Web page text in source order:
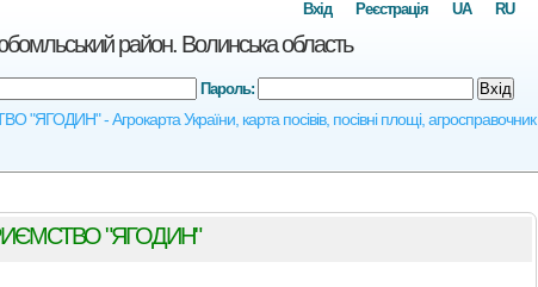
район. Волинська область
- Агрокарта України, карта посівів, посівні площі, агросправочник
RU
UA
Реєстрація
Вхід
Пароль: Вхід
"ЯГОДИН"